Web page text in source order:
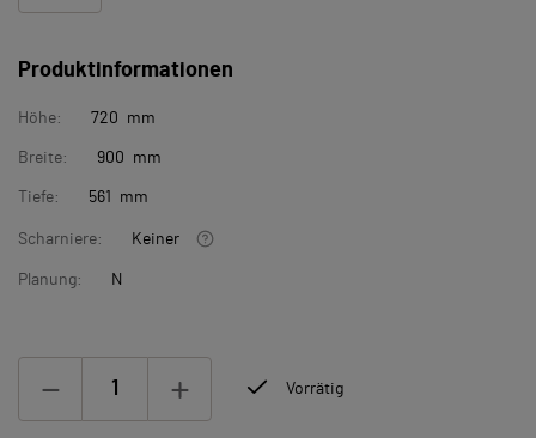
Produktinformationen
Höhe: 720 mm
Breite: 900 mm
Tiefe: 561 mm
Scharniere: Keiner
Planung: N
Vorrätig